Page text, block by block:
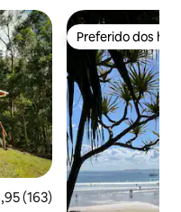
de uma avaliação média de
(163)
Preferido dos
Preferido dos